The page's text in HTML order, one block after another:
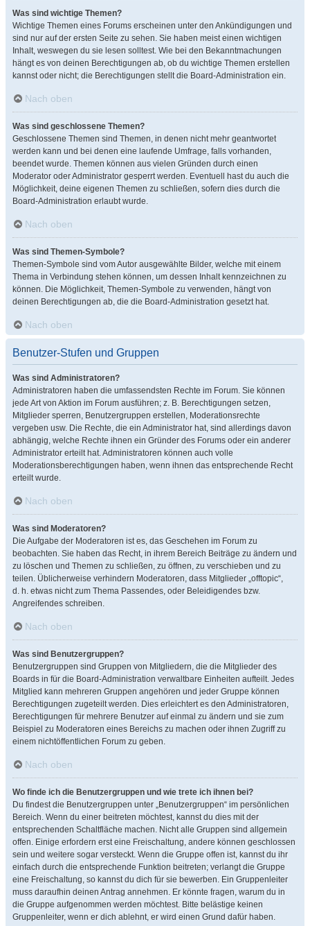
Was sind wichtige Themen?
Wichtige Themen eines Forums erscheinen unter den Ankündigungen und
sind nur auf der ersten Seite zu sehen. Sie haben meist einen wichtigen
Inhalt, weswegen du sie lesen solltest. Wie bei den Bekanntmachungen
hängt es von deinen Berechtigungen ab, ob du wichtige Themen erstellen
kannst oder nicht; die Berechtigungen stellt die Board-Administration ein.
Nach oben
Was sind geschlossene Themen?
Geschlossene Themen sind Themen, in denen nicht mehr geantwortet
werden kann und bei denen eine laufende Umfrage, falls vorhanden,
beendet wurde. Themen können aus vielen Gründen durch einen
Moderator oder Administrator gesperrt werden. Eventuell hast du auch die
Möglichkeit, deine eigenen Themen zu schließen, sofern dies durch die
Board-Administration erlaubt wurde.
Nach oben
Was sind Themen-Symbole?
Themen-Symbole sind vom Autor ausgewählte Bilder, welche mit einem
Thema in Verbindung stehen können, um dessen Inhalt kennzeichnen zu
können. Die Möglichkeit, Themen-Symbole zu verwenden, hängt von
deinen Berechtigungen ab, die die Board-Administration gesetzt hat.
Nach oben
Benutzer-Stufen und Gruppen
Was sind Administratoren?
Administratoren haben die umfassendsten Rechte im Forum. Sie können
jede Art von Aktion im Forum ausführen; z. B. Berechtigungen setzen,
Mitglieder sperren, Benutzergruppen erstellen, Moderationsrechte
vergeben usw. Die Rechte, die ein Administrator hat, sind allerdings davon
abhängig, welche Rechte ihnen ein Gründer des Forums oder ein anderer
Administrator erteilt hat. Administratoren können auch volle
Moderationsberechtigungen haben, wenn ihnen das entsprechende Recht
erteilt wurde.
Nach oben
Was sind Moderatoren?
Die Aufgabe der Moderatoren ist es, das Geschehen im Forum zu
beobachten. Sie haben das Recht, in ihrem Bereich Beiträge zu ändern und
zu löschen und Themen zu schließen, zu öffnen, zu verschieben und zu
teilen. Üblicherweise verhindern Moderatoren, dass Mitglieder „offtopic“,
d. h. etwas nicht zum Thema Passendes, oder Beleidigendes bzw.
Angreifendes schreiben.
Nach oben
Was sind Benutzergruppen?
Benutzergruppen sind Gruppen von Mitgliedern, die die Mitglieder des
Boards in für die Board-Administration verwaltbare Einheiten aufteilt. Jedes
Mitglied kann mehreren Gruppen angehören und jeder Gruppe können
Berechtigungen zugeteilt werden. Dies erleichtert es den Administratoren,
Berechtigungen für mehrere Benutzer auf einmal zu ändern und sie zum
Beispiel zu Moderatoren eines Bereichs zu machen oder ihnen Zugriff zu
einem nichtöffentlichen Forum zu geben.
Nach oben
Wo finde ich die Benutzergruppen und wie trete ich ihnen bei?
Du findest die Benutzergruppen unter „Benutzergruppen“ im persönlichen
Bereich. Wenn du einer beitreten möchtest, kannst du dies mit der
entsprechenden Schaltfläche machen. Nicht alle Gruppen sind allgemein
offen. Einige erfordern erst eine Freischaltung, andere können geschlossen
sein und weitere sogar versteckt. Wenn die Gruppe offen ist, kannst du ihr
einfach durch die entsprechende Funktion beitreten; verlangt die Gruppe
eine Freischaltung, so kannst du dich für sie bewerben. Ein Gruppenleiter
muss daraufhin deinen Antrag annehmen. Er könnte fragen, warum du in
die Gruppe aufgenommen werden möchtest. Bitte belästige keinen
Gruppenleiter, wenn er dich ablehnt, er wird einen Grund dafür haben.